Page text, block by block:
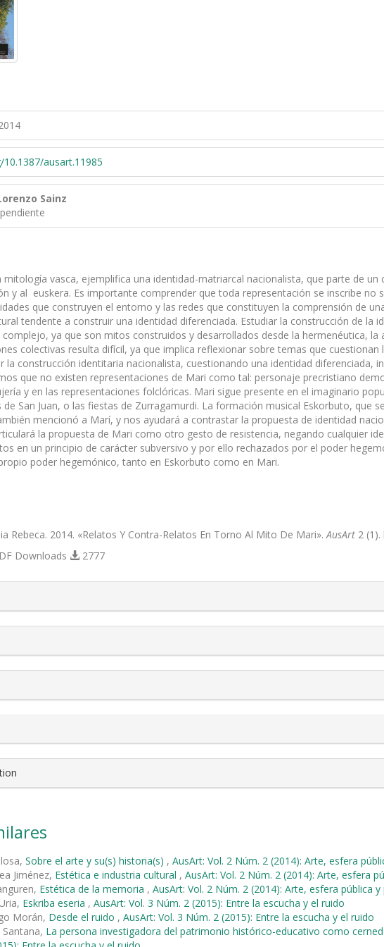
ausart.11985
Sainz
mitología vasca, ejemplifica una identidad-matriarcal nacionalista, que parte de
y al euskera. Es importante comprender que toda representación se inscribe no
que construyen el entorno y las redes que constituyen la comprensión de
tendente a construir una identidad diferenciada. Estudiar la construcción de la
ya que son mitos construidos y desarrollados desde la hermenéutica,
colectivas resulta difícil, ya que implica reflexionar sobre temas que cuestionan
la construcción identitaria nacionalista, cuestionando una identidad diferenciada,
que no existen representaciones de Mari como tal: personaje precristiano
y en las representaciones folclóricas. Mari sigue presente en el imaginario
de San Juan, o las fiestas de Zurragamurdi. La formación musical Eskorbuto, que
mencionó a Marí, y nos ayudará a contrastar la propuesta de identidad
la propuesta de Mari como otro gesto de resistencia, negando cualquier
en un principio de carácter subversivo y por ello rechazados por el poder
poder hegemónico, tanto en Eskorbuto como en Mari.
Rebeca. 2014. «Relatos Y Contra-Relatos En Torno Al Mito De Mari». AusArt 2
Downloads 2777
Sobre el arte y su(s) historia(s) , AusArt: Vol. 2 Núm. 2 (2014): Arte, esfera
Jiménez, Estética e industria cultural , AusArt: Vol. 2 Núm. 2 (2014): Arte, esfera
Estética de la memoria , AusArt: Vol. 2 Núm. 2 (2014): Arte, esfera pública y
Eskriba eseria , AusArt: Vol. 3 Núm. 2 (2015): Entre la escucha y el ruido
Morán, Desde el ruido , AusArt: Vol. 3 Núm. 2 (2015): Entre la escucha y el ruido
La persona investigadora del patrimonio histórico-educativo como